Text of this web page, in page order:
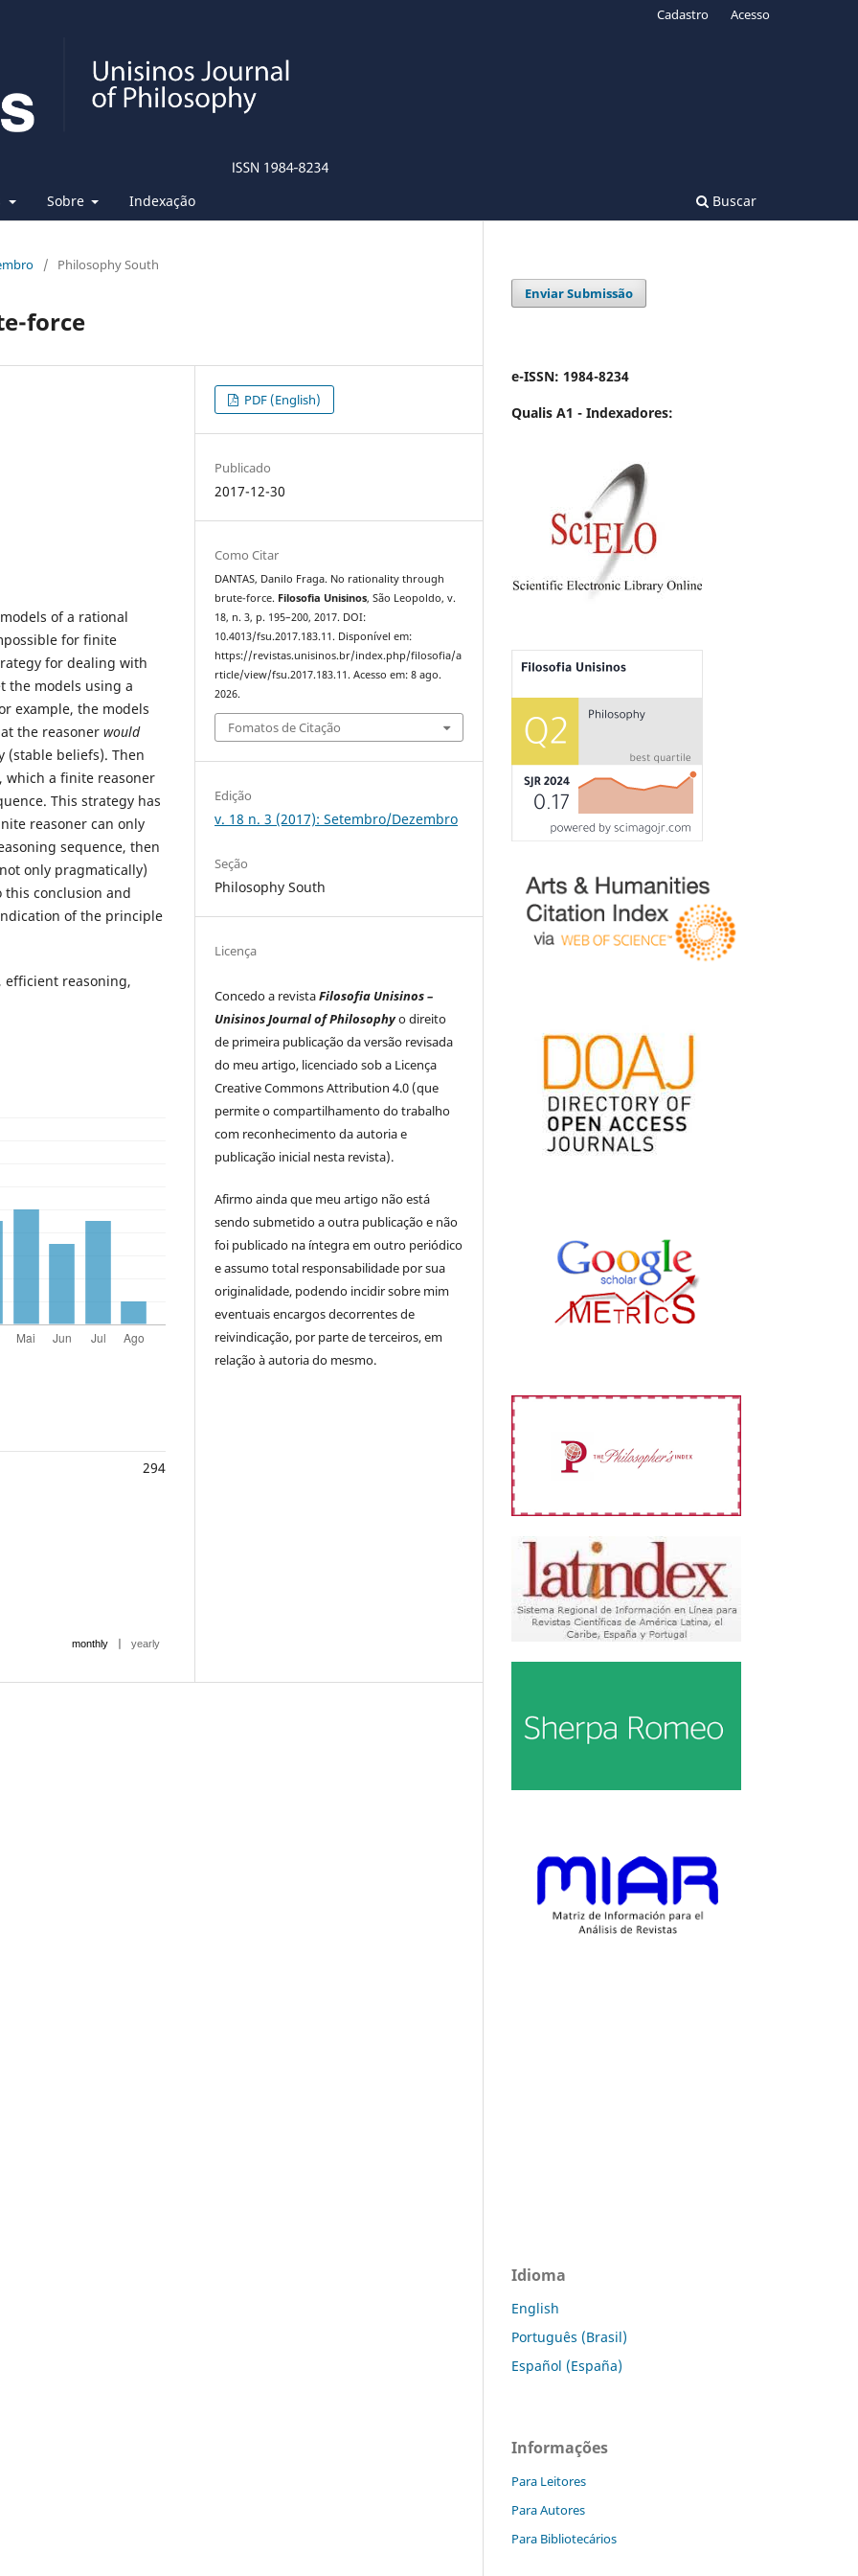
Sobre Indexação Buscar
Cadastro Acesso
/ Philosophy South
force
of a rational
for finite
for dealing with
the models using a
example, the models
the reasoner would
(stable beliefs). Then
which a finite reasoner
This strategy has
reasoner can only
sequence, then
only pragmatically)
conclusion and
of the principle
efficient reasoning,
294
monthly | yearly
PDF (English)
Publicado
2017-12-30
Como Citar
DANTAS, Danilo Fraga. No rationality through
brute-force. Filosofia Unisinos, São Leopoldo, v.
18, n. 3, p. 195–200, 2017. DOI:
10.4013/fsu.2017.183.11. Disponível em:
https://revistas.unisinos.br/index.php/filosofia/a
rticle/view/fsu.2017.183.11. Acesso em: 8 ago.
2026.
Fomatos de Citação
Edição
v. 18 n. 3 (2017): Setembro/Dezembro
Seção
Philosophy South
Licença
Concedo a revistaFilosofia Unisinos –
Unisinos Journal of Philosophyo direito
de primeira publicação da versão revisada
do meu artigo, licenciado sob a Licença
Creative Commons Attribution 4.0 (que
permite o compartilhamento do trabalho
com reconhecimento da autoria e
publicação inicial nesta revista).
Afirmo ainda que meu artigo não está
sendo submetido a outra publicação e não
foi publicado na íntegra em outro periódico
e assumo total responsabilidade por sua
originalidade, podendo incidir sobre mim
eventuais encargos decorrentes de
reivindicação, por parte de terceiros, em
relação à autoria do mesmo.
Enviar Submissão
e-ISSN: 1984-8234
Qualis A1 - Indexadores:
Idioma
English
Português (Brasil)
Español (España)
Informações
Para Leitores
Para Autores
Para Bibliotecários